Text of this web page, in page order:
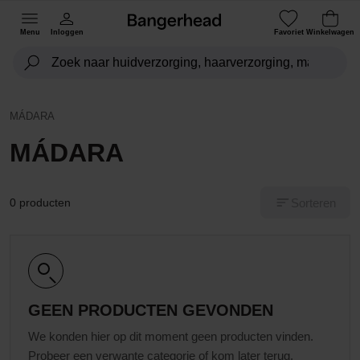
Menu Inloggen Favoriet Winkelwagen
MÁDARA
MÁDARA
0 producten
GEEN PRODUCTEN GEVONDEN
We konden hier op dit moment geen producten vinden.
Probeer een verwante categorie of kom later terug.